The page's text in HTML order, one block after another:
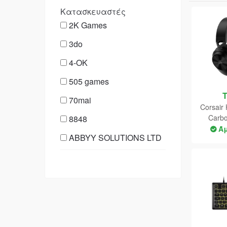
Κατασκευαστές
2K Games
3do
4-OK
505 games
70mai
8848
ABBYY SOLUTIONS LTD
Corsair